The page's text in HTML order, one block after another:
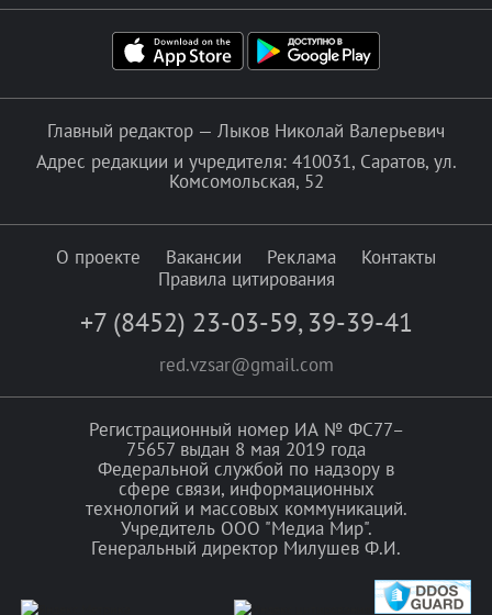
Главный редактор — Лыков Николай Валерьевич
Адрес редакции и учредителя: 410031, Саратов, ул.
Комсомольская, 52
О проекте Вакансии Реклама
Контакты
Правила цитирования
+7 (8452) 23-03-59, 39-39-41
red.vzsar@gmail.com
Регистрационный номер ИА № ФС77–
75657 выдан 8 мая 2019 года
Федеральной службой по надзору в
сфере связи, информационных
технологий и массовых коммуникаций.
Учредитель ООО "Медиа Мир".
Генеральный директор Милушев Ф.И.